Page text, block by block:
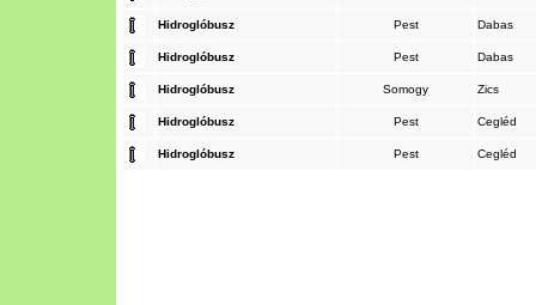
Hidroglóbusz Pest Dabas
Hidroglóbusz Pest Dabas
Hidroglóbusz Somogy Zics
Hidroglóbusz Pest Cegléd
Hidroglóbusz Pest Cegléd